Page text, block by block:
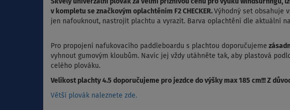
Skvělý univerzální plovák za velmi příznivou cenu pro výuku
v kompletu se značkovým oplachtěním F2 CHECKER. Výhodný set obsahuje
jen nafouknout, nastrojit plachtu a vyrazit. Barva oplachtění dle aktuální
Pro propojení nafukovacího paddleboardu s plachtou doporučujeme
vyhnout gumovým kloubům. Navíc jej vždy utáhněte tak, aby plastová
celého plováku.
Velikost plachty 4.5 doporučujeme pro jezdce do výšky max 185 cm!!! Z
Větší plovák naleznete zde.